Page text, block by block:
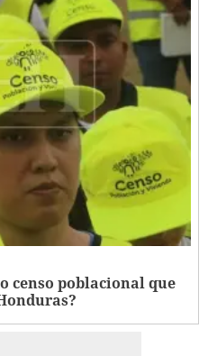
censo poblacional que